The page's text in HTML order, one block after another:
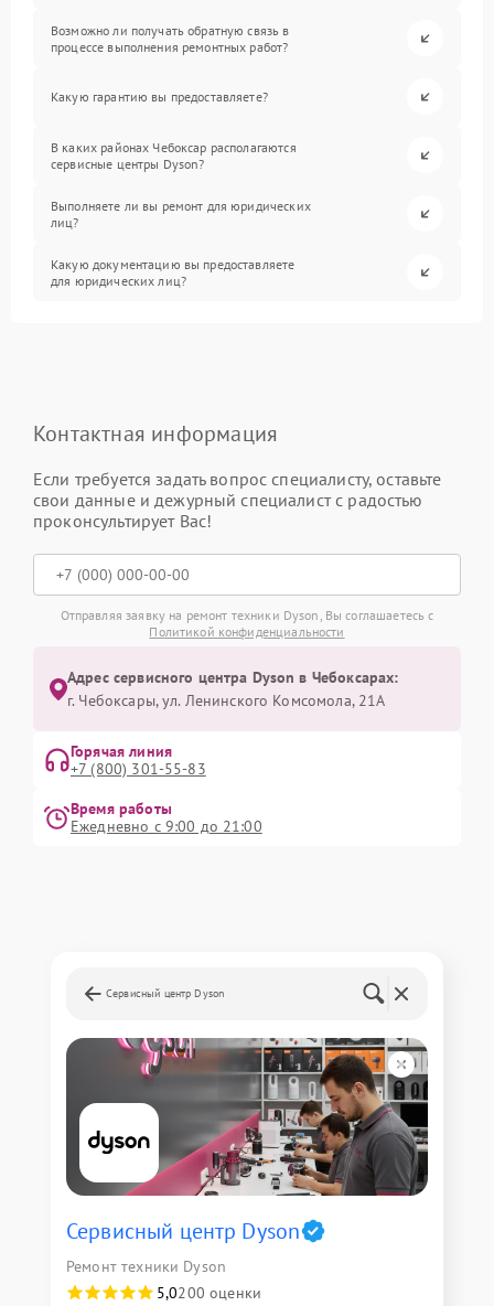
Возможно ли получать обратную связь в
процессе выполнения ремонтных работ?
Какую гарантию вы предоставляете?
В каких районах Чебоксар располагаются
сервисные центры Dyson?
Выполняете ли вы ремонт для юридических
лиц?
Какую документацию вы предоставляете
для юридических лиц?
Контактная информация
Если требуется задать вопрос специалисту, оставьте
свои данные и дежурный специалист с радостью
проконсультирует Вас!
Отправляя заявку на ремонт техники Dyson, Вы соглашаетесь с
Политикой конфиденциальности
Адрес сервисного центра Dyson в Чебоксарах:
г. Чебоксары, ул. Ленинского Комсомола, 21А
Горячая линия
+7 (800) 301-55-83
Время работы
Ежедневно с 9:00 до 21:00
Сервисный центр Dyson
Сервисный центр Dyson
Ремонт техники Dyson
5,0200 оценки